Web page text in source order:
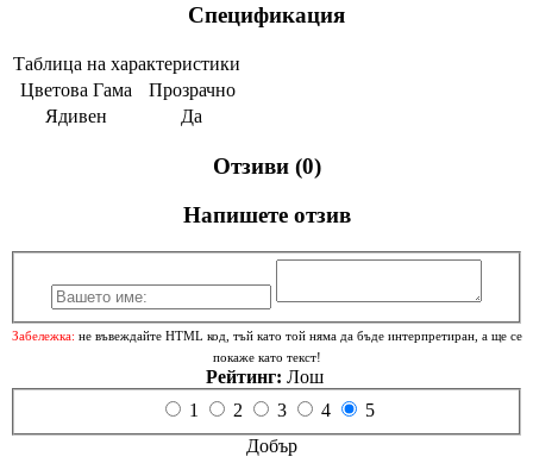
Спецификация
Таблица на характеристики
Цветова Гама
Прозрачно
Ядивен
Да
Отзиви (0)
Напишете отзив
Забележка: не въвеждайте HTML код, тъй като той няма да бъде интерпретиран, а ще се
покаже като текст!
Рейтинг: Лош
1
2 3 4
5
Добър